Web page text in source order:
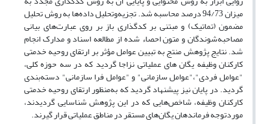
میزان 94/73 درصد محاسبه شد. تجزیه‌وتحلیل داده‌ها به روش تحلیل
مضمون (تماتیک) و مبتنی بر کدگذاری باز بر روی عبارت‌های بیانی
مصاحبه‌شوندگان و متون احصاء شده از مطالعه اسناد و مدارک انجام
شد. نتایج پژوهش منتج به تبیین عوامل مؤثر بر ارتقای روحیه خدمتی
کارکنان وظیفه یگان ­های عملیاتی نزاجا گردید که در سه حوزه کلی،
"عوامل فردی"،"عوامل سازمانی" و "عوامل فرا سازمانی" دسته‌بندی
گردید. در پایان نیز پیشنهاد گردید که به‌منظور ارتقای روحیه خدمتی
کارکنان وظیفه، شاخص‌هایی که در این پژوهش شناسایی گردیدند،
موردتوجه فرماندهان یگان‌های مستقر در مناطق عملیاتی قرار گیرند.